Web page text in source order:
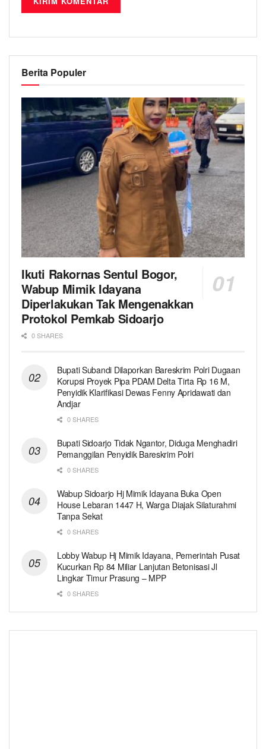
Berita Populer
Ikuti Rakornas Sentul Bogor,
Wabup Mimik Idayana
Diperlakukan Tak Mengenakkan
Protokol Pemkab Sidoarjo
0 SHARES
Bupati Subandi Dilaporkan Bareskrim Polri Dugaan
Korupsi Proyek Pipa PDAM Delta Tirta Rp 16 M,
Penyidik Klarifikasi Dewas Fenny Apridawati dan
Andjar
0 SHARES
Bupati Sidoarjo Tidak Ngantor, Diduga Menghadiri
Pemanggilan Penyidik Bareskrim Polri
0 SHARES
Wabup Sidoarjo Hj Mimik Idayana Buka Open
House Lebaran 1447 H, Warga Diajak Silaturahmi
Tanpa Sekat
0 SHARES
Lobby Wabup Hj Mimik Idayana, Pemerintah Pusat
Kucurkan Rp 84 Miliar Lanjutan Betonisasi Jl
Lingkar Timur Prasung – MPP
0 SHARES